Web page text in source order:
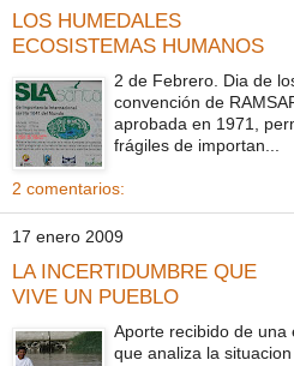
LOS HUMEDALES
ECOSISTEMAS HUMANOS
2 de Febrero. Dia de
convención de
aprobada en 1971,
frágiles de importan...
2 comentarios:
17 enero 2009
LA INCERTIDUMBRE QUE
VIVE UN PUEBLO
Aporte recibido de una
que analiza la